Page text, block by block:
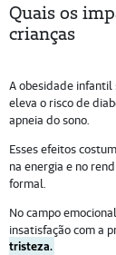
Quais os
crianças
A obesidade infantil
eleva o risco de
apneia do sono.
Esses efeitos
na energia e no
formal.
No campo
insatisfação com a
tristeza.